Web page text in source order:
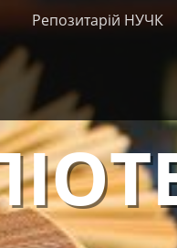
Репозитарій НУЧК